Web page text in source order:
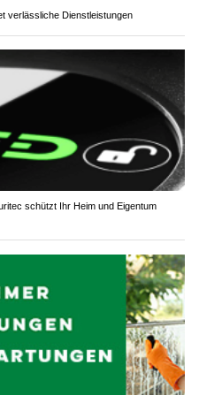
verlässliche Dienstleistungen
schützt Ihr Heim und Eigentum